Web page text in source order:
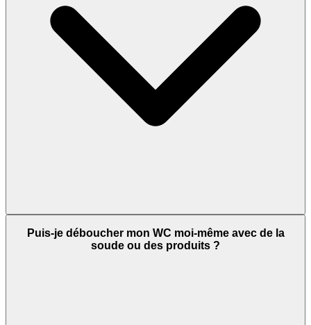
Puis-je déboucher mon WC moi-même avec de la
soude ou des produits ?